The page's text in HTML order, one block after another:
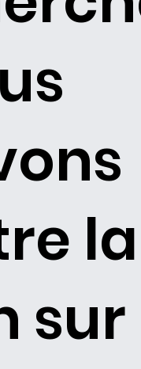
la
sur